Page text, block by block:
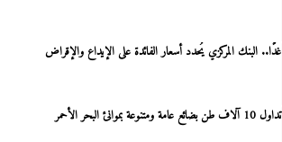
غدًا.. البنك المركزي يُحدد أسعار الفائدة على الإيداع والإقراض
تداول 10 آلاف طن بضائع عامة ومتنوعة بموانئ البحر الأحمر